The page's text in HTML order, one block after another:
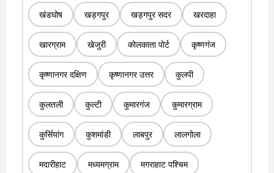
खंडघोष खड़गपुर खड़गपुर सदर खरदाहा
खारग्राम खेजुरी कोलकाता पोर्ट कृष्णगंज
कृष्णानगर दक्षिण कृष्णानगर उत्तर कुलपी
कुलतली कुल्टी कुमारगंज कुमारग्राम
कुर्सियांग कुशमांडी लाबपुर लालगोला
मदारीहाट मध्यमग्राम मगराहाट पश्चिम